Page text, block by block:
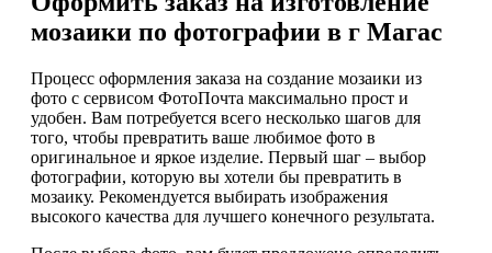
мозаики по фотографии в г Магас
Процесс оформления заказа на создание мозаики из
фото с сервисом ФотоПочта максимально прост и
удобен. Вам потребуется всего несколько шагов для
того, чтобы превратить ваше любимое фото в
оригинальное и яркое изделие. Первый шаг – выбор
фотографии, которую вы хотели бы превратить в
мозаику. Рекомендуется выбирать изображения
высокого качества для лучшего конечного результата.